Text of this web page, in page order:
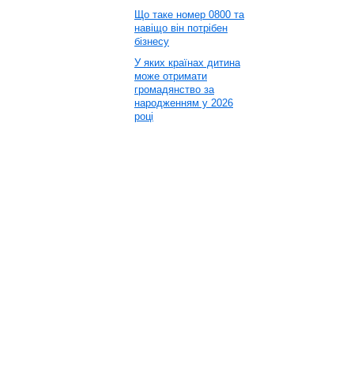
Що таке номер 0800 та
навіщо він потрібен
бізнесу
У яких країнах дитина
може отримати
громадянство за
народженням у 2026
році